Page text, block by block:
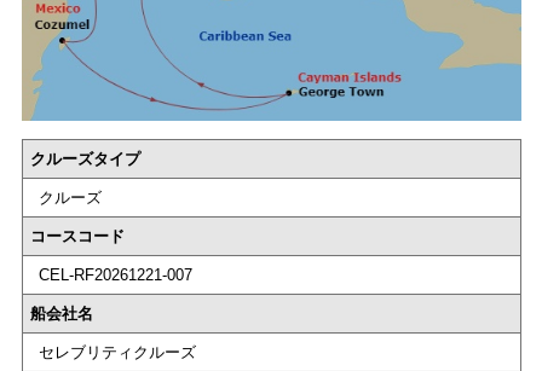
クルーズタイプ
クルーズ
コースコード
CEL-RF20261221-007
船会社名
セレブリティクルーズ